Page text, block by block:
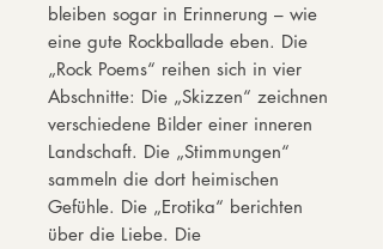
bleiben sogar in Erinnerung – wie
eine gute Rockballade eben. Die
„Rock Poems“ reihen sich in vier
Abschnitte: Die „Skizzen“ zeichnen
verschiedene Bilder einer inneren
Landschaft. Die „Stimmungen“
sammeln die dort heimischen
Gefühle. Die „Erotika“ berichten
über die Liebe. Die